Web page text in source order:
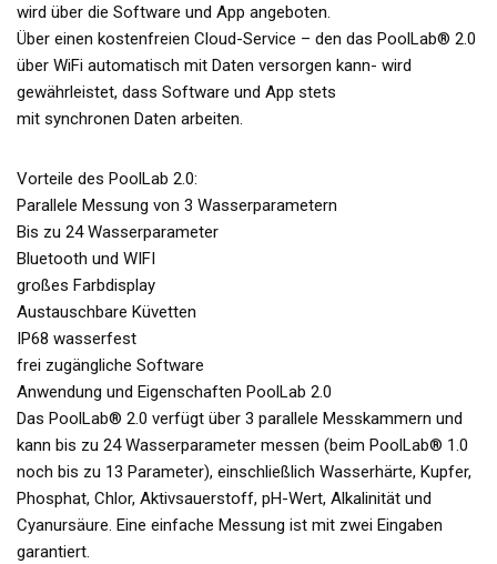
wird über die Software und App angeboten.
Über einen kostenfreien Cloud-Service – den das PoolLab® 2.0
über WiFi automatisch mit Daten versorgen kann- wird
gewährleistet, dass Software und App stets
mit synchronen Daten arbeiten.
Vorteile des PoolLab 2.0:
Parallele Messung von 3 Wasserparametern
Bis zu 24 Wasserparameter
Bluetooth und WIFI
großes Farbdisplay
Austauschbare Küvetten
IP68 wasserfest
frei zugängliche Software
Anwendung und Eigenschaften PoolLab 2.0
Das PoolLab® 2.0 verfügt über 3 parallele Messkammern und
kann bis zu 24 Wasserparameter messen (beim PoolLab® 1.0
noch bis zu 13 Parameter), einschließlich Wasserhärte, Kupfer,
Phosphat, Chlor, Aktivsauerstoff, pH-Wert, Alkalinität und
Cyanursäure. Eine einfache Messung ist mit zwei Eingaben
garantiert.